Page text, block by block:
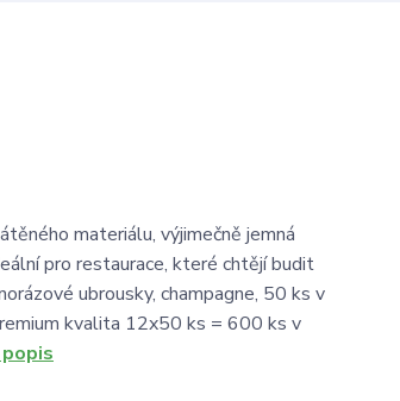
materiálu, výjimečně jemná
pro restaurace, které chtějí budit
ubrousky, champagne, 50 ks v
kvalita 12x50 ks = 600 ks v